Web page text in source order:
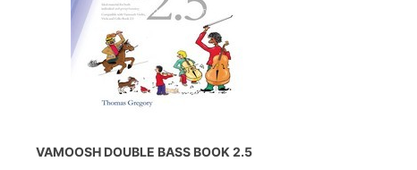
VAMOOSH DOUBLE BASS BOOK 2.5